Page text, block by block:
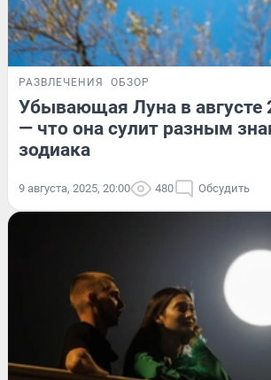
РАЗВЛЕЧЕНИЯ ОБЗОР
Убывающая Луна в августе
— что она сулит разным
зодиака
9 августа, 2025, 20:00 480 Обсудить